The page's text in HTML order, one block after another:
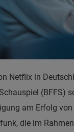
Netflix in
(BFFS)
am Erfolg
die im